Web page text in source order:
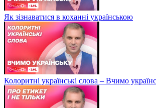
Як зізнаватися в коханні українською
Колоритні українські слова – Вчимо